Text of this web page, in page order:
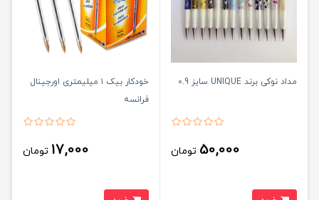
مداد نوکی برند UNIQUE سایز 0.9
50,000 تومان
خودکار بیک ۱ میلیمتری اورجینال
فرانسه
17,000 تومان